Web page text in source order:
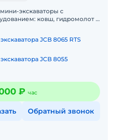
экскаваторы с
ковш, гидромолот и
JCB 8065 RTS
JCB 8055
₽ час
Обратный звонок